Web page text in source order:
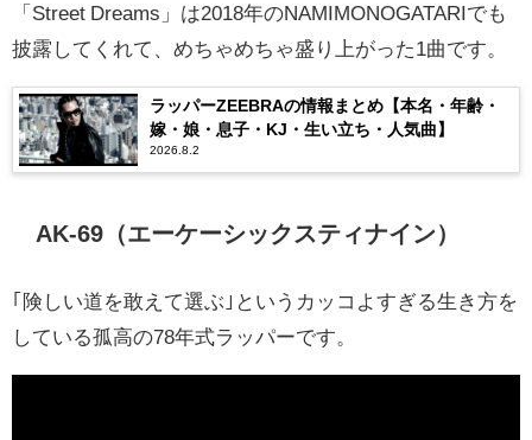
「Street Dreams」は2018年のNAMIMONOGATARIでも
披露してくれて、めちゃめちゃ盛り上がった1曲です。
ラッパーZEEBRAの情報まとめ【本名・年齢・
嫁・娘・息子・KJ・生い立ち・人気曲】
2026.8.2
AK-69（エーケーシックスティナイン）
｢険しい道を敢えて選ぶ｣というカッコよすぎる生き方を
している孤高の78年式ラッパーです。